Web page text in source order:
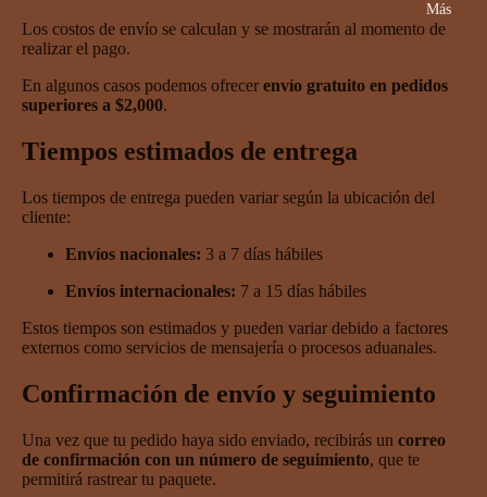
Más
Los costos de envío se calculan y se mostrarán al momento de
realizar el pago.
En algunos casos podemos ofrecer envío gratuito en pedidos
superiores a $2,000.
Tiempos estimados de entrega
Los tiempos de entrega pueden variar según la ubicación del
cliente:
Envíos nacionales: 3 a 7 días hábiles
Envíos internacionales: 7 a 15 días hábiles
Estos tiempos son estimados y pueden variar debido a factores
externos como servicios de mensajería o procesos aduanales.
Confirmación de envío y seguimiento
Una vez que tu pedido haya sido enviado, recibirás un correo
de confirmación con un número de seguimiento, que te
permitirá rastrear tu paquete.